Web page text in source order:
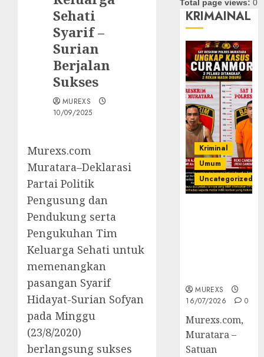
Sehati
Syarif –
Surian
Berjalan
Sukses
MUREXS
10/09/2025
Murexs.com
Muratara–Deklarasi
Partai Politik
Pengusung dan
Pendukung serta
Pengukuhan Tim
Keluarga Sehati untuk
memenangkan
pasangan Syarif
Hidayat-Surian Sofyan
pada Minggu
(23/8/2020)
berlangsung sukses
Total page views:0
KRIMAINAL
Kriminal
Umum
Uncategorized
MUREXS
16/07/2026
0
Murexs.com,
Muratara –
Satuan